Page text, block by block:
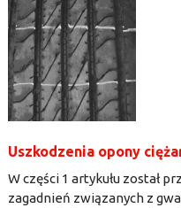
Uszkodzenia opony
W części 1 artykułu został
zagadnień związanych z